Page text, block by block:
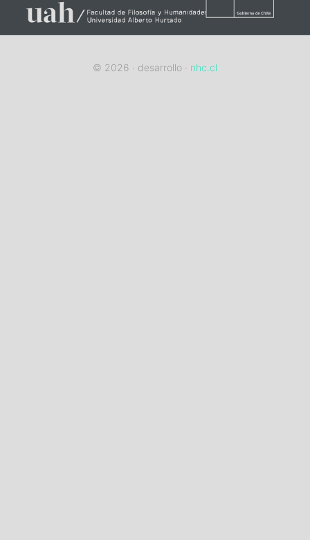
© 2026 · desarrollo · nhc.cl